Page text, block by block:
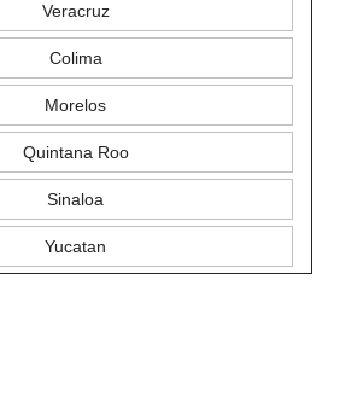
Veracruz
Colima
Morelos
Quintana Roo
Sinaloa
Yucatan